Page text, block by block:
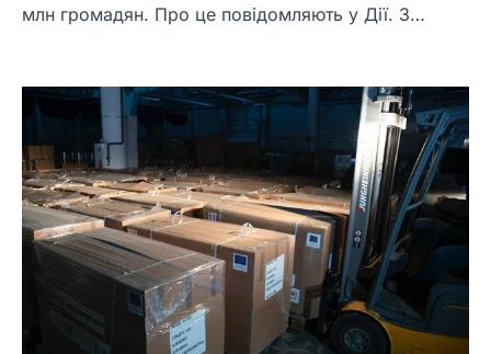
млн громадян. Про це повідомляють у Дії. З…